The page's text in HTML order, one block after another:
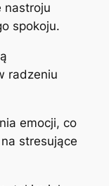
nastroju
spokoju.
radzeniu
emocji, co
stresujące